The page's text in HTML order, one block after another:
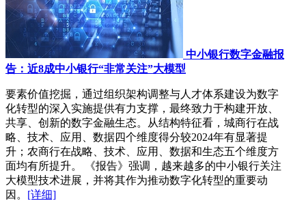
中小银行数字金融报
告：近8成中小银行“非常关注”大模型
要素价值挖掘，通过组织架构调整与人才体系建设为数字
化转型的深入实施提供有力支撑，最终致力于构建开放、
共享、创新的数字金融生态。从结构特征看，城商行在战
略、技术、应用、数据四个维度得分较2024年有显著提
升；农商行在战略、技术、应用、数据和生态五个维度方
面均有所提升。 《报告》强调，越来越多的中小银行关注
大模型技术进展，并将其作为推动数字化转型的重要动
因。 [详细]